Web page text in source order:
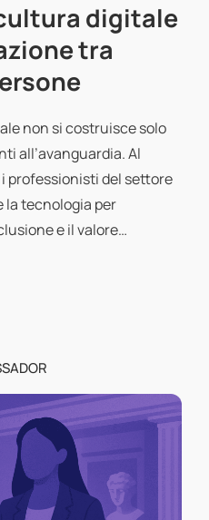
digitale
tra
non si costruisce solo
all’avanguardia. Al
professionisti del settore
tecnologia per
e il valore…